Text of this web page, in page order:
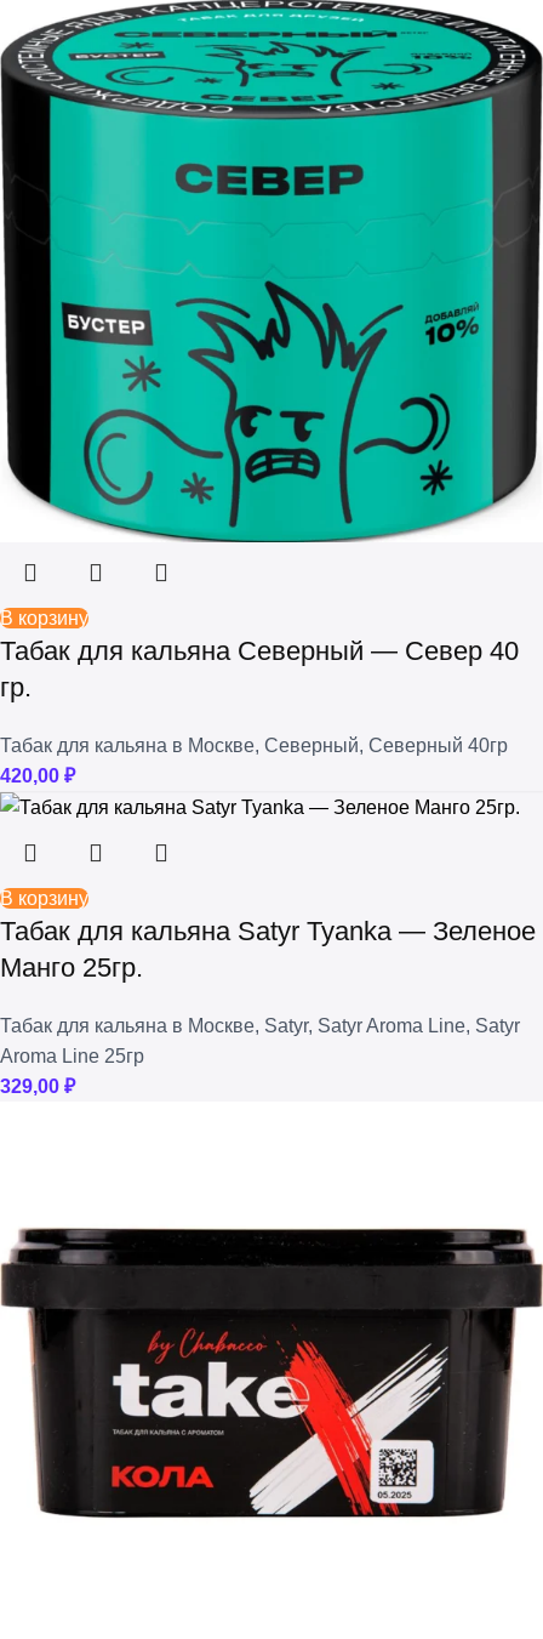
В корзину
Табак для кальяна Северный — Север 40
гр.
Табак для кальяна в Москве, Северный, Северный 40гр
420,00 ₽
В корзину
Табак для кальяна Satyr Tyanka — Зеленое
Манго 25гр.
Табак для кальяна в Москве, Satyr, Satyr Aroma Line, Satyr
Aroma Line 25гр
329,00 ₽